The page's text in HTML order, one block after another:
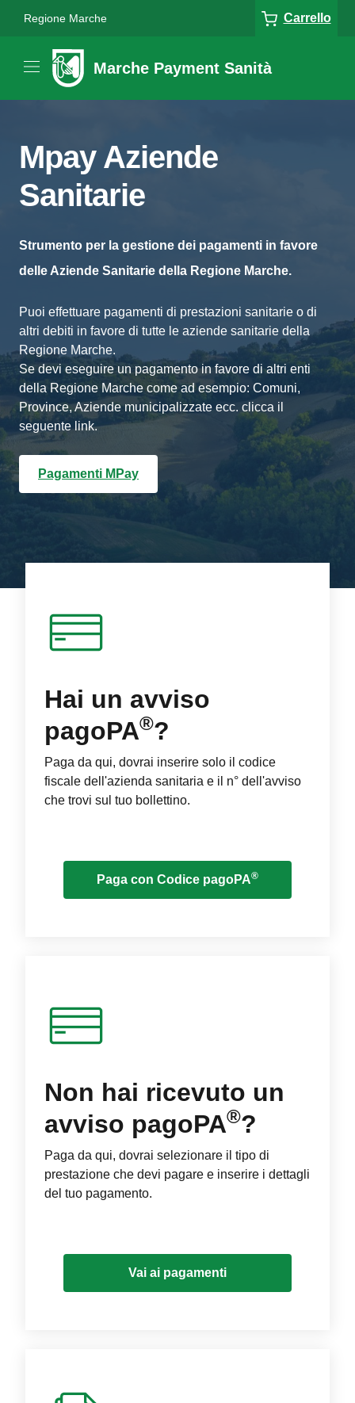
Regione Marche Carrello
Marche Payment Sanità
Mpay Aziende
Sanitarie
Strumento per la gestione dei pagamenti in favore
delle Aziende Sanitarie della Regione Marche.
Puoi effettuare pagamenti di prestazioni sanitarie o di
altri debiti in favore di tutte le aziende sanitarie della
Regione Marche.
Se devi eseguire un pagamento in favore di altri enti
della Regione Marche come ad esempio: Comuni,
Province, Aziende municipalizzate ecc. clicca il
seguente link.
Pagamenti MPay
Hai un avviso
pagoPA®?
Paga da qui, dovrai inserire solo il codice
fiscale dell'azienda sanitaria e il n° dell'avviso
che trovi sul tuo bollettino.
Paga con Codice pagoPA®
Non hai ricevuto un
avviso pagoPA®?
Paga da qui, dovrai selezionare il tipo di
prestazione che devi pagare e inserire i dettagli
del tuo pagamento.
Vai ai pagamenti